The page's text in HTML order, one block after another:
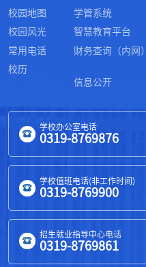
校园地图
校园风光
常用电话
校历
学管系统
智慧教育平台
财务查询（内网）
信息公开
学校办公室电话
0319-8769876
学校值班电话(非工作时间)
0319-8769900
招生就业指导中心电话
0319-8769861